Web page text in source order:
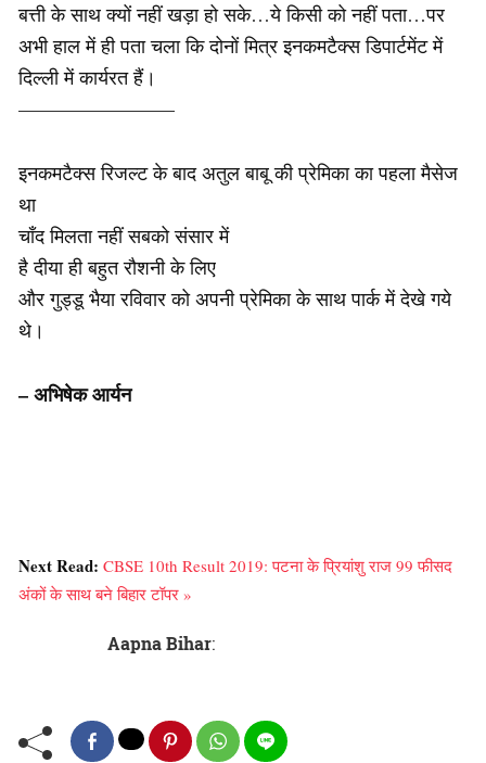
बत्ती के साथ क्यों नहीं खड़ा हो सके…ये किसी को नहीं पता…पर
अभी हाल में ही पता चला कि दोनों मित्र इनकमटैक्स डिपार्टमेंट में
दिल्ली में कार्यरत हैं।
————————
इनकमटैक्स रिजल्ट के बाद अतुल बाबू की प्रेमिका का पहला मैसेज
था
चाँद मिलता नहीं सबको संसार में
है दीया ही बहुत रौशनी के लिए
और गुड्डू भैया रविवार को अपनी प्रेमिका के साथ पार्क में देखे गये
थे।
– अभिषेक आर्यन
Next Read: CBSE 10th Result 2019: पटना के प्रियांशु राज 99 फीसद
अंकों के साथ बने बिहार टॉपर »
Aapna Bihar: